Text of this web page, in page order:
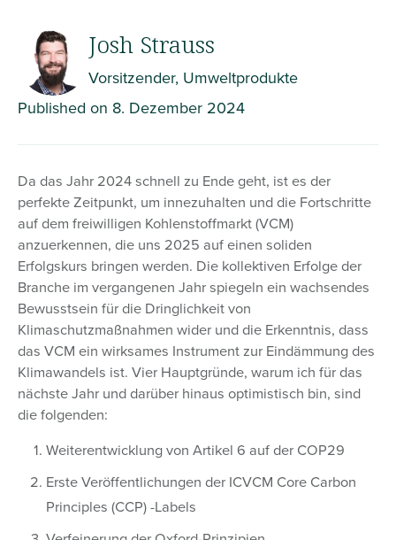
Josh Strauss
Vorsitzender, Umweltprodukte
Published on 8. Dezember 2024
Da das Jahr 2024 schnell zu Ende geht, ist es der
perfekte Zeitpunkt, um innezuhalten und die Fortschritte
auf dem freiwilligen Kohlenstoffmarkt (VCM)
anzuerkennen, die uns 2025 auf einen soliden
Erfolgskurs bringen werden. Die kollektiven Erfolge der
Branche im vergangenen Jahr spiegeln ein wachsendes
Bewusstsein für die Dringlichkeit von
Klimaschutzmaßnahmen wider und die Erkenntnis, dass
das VCM ein wirksames Instrument zur Eindämmung des
Klimawandels ist. Vier Hauptgründe, warum ich für das
nächste Jahr und darüber hinaus optimistisch bin, sind
die folgenden:
Weiterentwicklung von Artikel 6 auf der COP29
Erste Veröffentlichungen der ICVCM Core Carbon
Principles (CCP) -Labels